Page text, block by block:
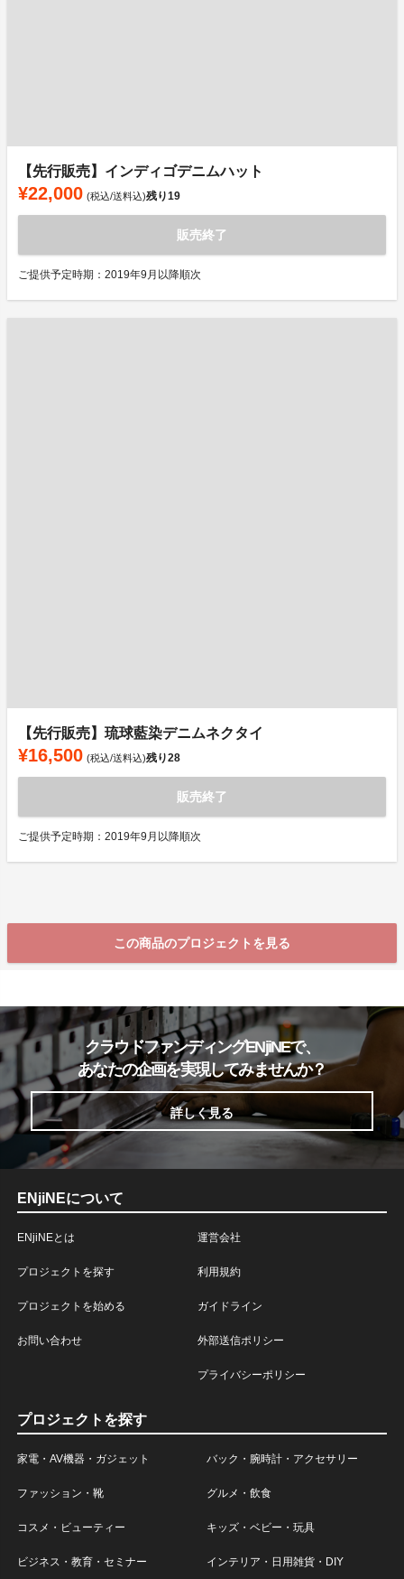
【先行販売】インディゴデニムハット
¥22,000 (税込/送料込)残り19
販売終了
ご提供予定時期：2019年9月以降順次
【先行販売】琉球藍染デニムネクタイ
¥16,500 (税込/送料込)残り28
販売終了
ご提供予定時期：2019年9月以降順次
この商品のプロジェクトを見る
クラウドファンディングENjiNEで、
あなたの企画を実現してみませんか？
詳しく見る
ENjiNEについて
ENjiNEとは
プロジェクトを探す
プロジェクトを始める
お問い合わせ
運営会社
利用規約
ガイドライン
外部送信ポリシー
プライバシーポリシー
プロジェクトを探す
家電・AV機器・ガジェット バック・腕時計・アクセサリー
ファッション・靴 グルメ・飲食
コスメ・ビューティー キッズ・ベビー・玩具
ビジネス・教育・セミナー インテリア・日用雑貨・DIY